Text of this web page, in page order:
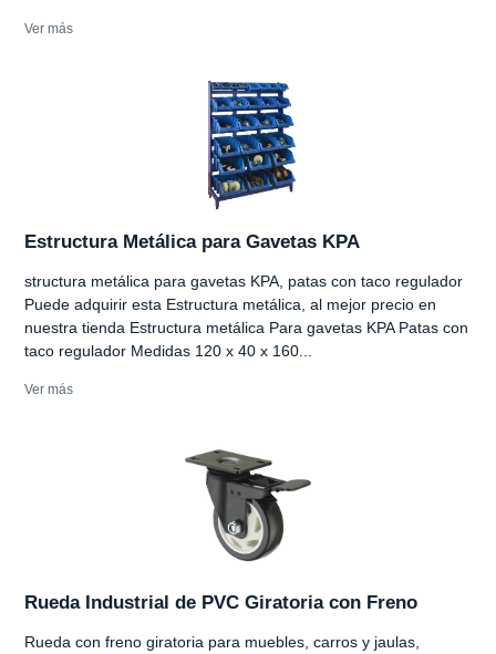
Ver más
Estructura Metálica para Gavetas KPA
structura metálica para gavetas KPA, patas con taco regulador
Puede adquirir esta Estructura metálica, al mejor precio en
nuestra tienda Estructura metálica Para gavetas KPA Patas con
taco regulador Medidas 120 x 40 x 160...
Ver más
Rueda Industrial de PVC Giratoria con Freno
Rueda con freno giratoria para muebles, carros y jaulas,